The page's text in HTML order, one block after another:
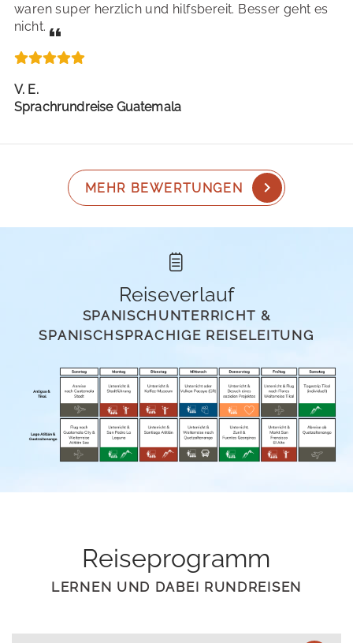
waren super herzlich und hilfsbereit. Besser geht es
nicht.
V. E.
Sprachrundreise Guatemala
MEHR BEWERTUNGEN
Reiseverlauf
SPANISCHUNTERRICHT &
SPANISCHSPRACHIGE REISELEITUNG
Reiseprogramm
LERNEN UND DABEI RUNDREISEN